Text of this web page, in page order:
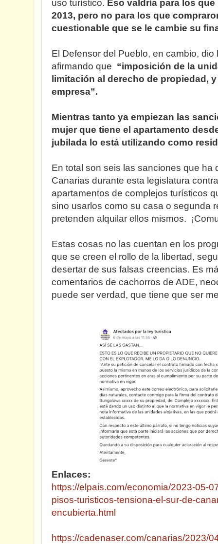
uso turístico. Eso valdría para los
2013, pero no para los que
cuestionable que se le cambie su
El Defensor del Pueblo, en cambio,
afirmando que “imposición de la
limitación al derecho de propiedad,
empresa”.
Mientras tanto ya empiezan las
mujer que tiene el apartamento
jubilada lo está utilizando como
En total son seis las sanciones que ha
Canarias durante esta legislatura
apartamentos de complejos turísticos
sino usarlos como su casa o segunda
pretenden alquilar ellos mismos.
Estas cosas no las cuentan en los
que se creen el rollo de la libertad,
desertar de sus falsas creencias. Es
comentarios de cachorros de ADE,
puede ser verdad, que tiene que ser
Enlaces:
https://elpais.com/economia/2023-05-
pisos-turisticos-tensiona-el-sur-de-
encubierta.html
https://cadenaser.com/canarias/2023/